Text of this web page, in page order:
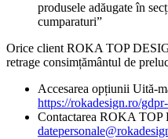
produsele adăugate în
cumparaturi”
Orice client ROKA TOP
retrage consimțământul de
Accesarea opțiunii Uită-
https://rokadesign.ro/
Contactarea ROKA TOP